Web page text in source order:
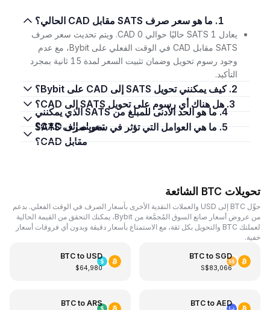
1. ما هو سعر صرف SATS مقابل CAD الحالي؟
يعادل 1 SATS حاليًا حوالي 0 CAD. ويتم تحديث سعر صرف
SATS مقابل CAD في الوقت الفعلي على Bybit، مع عدم
وجود رسوم تحويل وضمان تثبيت السعر لمدة 15 ثانية بمجرد
التأكيد.
2. كيف يمكنني تحويل SATS إلى CAD على Bybit؟
3. هل هناك أي رسوم على تحويل SATS إلى CAD؟
4. ما هو الحد الأدنى للمبلغ من SATS الذي يمكنني
تحويله إلى CAD؟ 5. ما هي العوامل التي تؤثر في سعر صرف SATS
مقابل CAD؟
تحويلات BTC الشائعة
حوِّل BTC إلى USD والعملات النقدية الأخرى بأسعار الصرف في الوقت الفعلي. بدعم
من عروض أسعار صانع السوق المُجمَّعة من Bybit، يمكنك التحقق من القيمة الحالية
لعملتك BTC والتحويل بكل ثقة، مع الاستمتاع بأسعار دقيقة وبدون أي فروقات أسعار
خفية.
BTC to SGD
S$83,066
BTC to USD
$64,980
BTC toAED
BTC toARS